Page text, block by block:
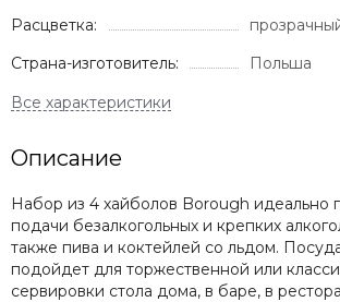
Расцветка:
Страна-изготовитель:
Польша
Описание
Набор из 4 хайболов Borough идеально
подачи безалкогольных и крепких
также пива и коктейлей со льдом.
подойдет для торжественной или
сервировки стола дома, в баре, в